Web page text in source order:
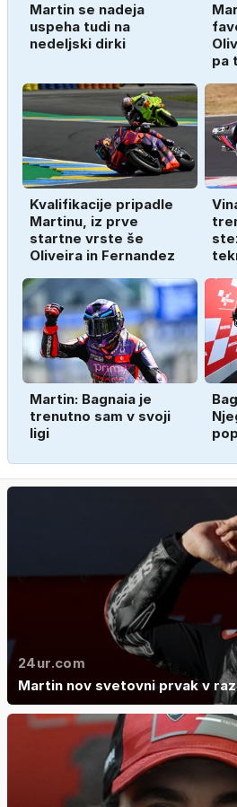
Martin se nadeja
uspeha tudi na
nedeljski dirki
pa
Kvalifikacije pripadle
Martinu, iz prve
startne vrste še
Oliveira in Fernandez
Martin: Bagnaia je
trenutno sam v svoji
ligi
24ur.com
Martin nov svetovni prvak v